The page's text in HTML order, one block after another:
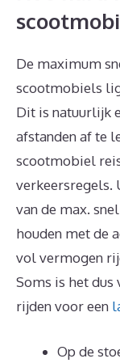
De maximum
scootmobiels
Dit is natuurlijk
afstanden af te
scootmobiel
verkeersregels.
van de max.
houden met de
vol vermogen
Soms is het
rijden voor een
Op de